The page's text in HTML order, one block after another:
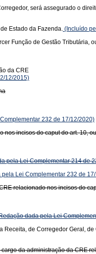
será assegurado o
Estado da Fazenda. (Incluído
Função de Gestão Tributária,
da CRE
12/2015)
232 de 17/12/2020)
incisos do caput do art. 10,
pela Lei Complementar 214 de
Lei Complementar 232 de
relacionado nos incisos do
dada pela Lei
de Corregedor Geral,
da administração da CRE